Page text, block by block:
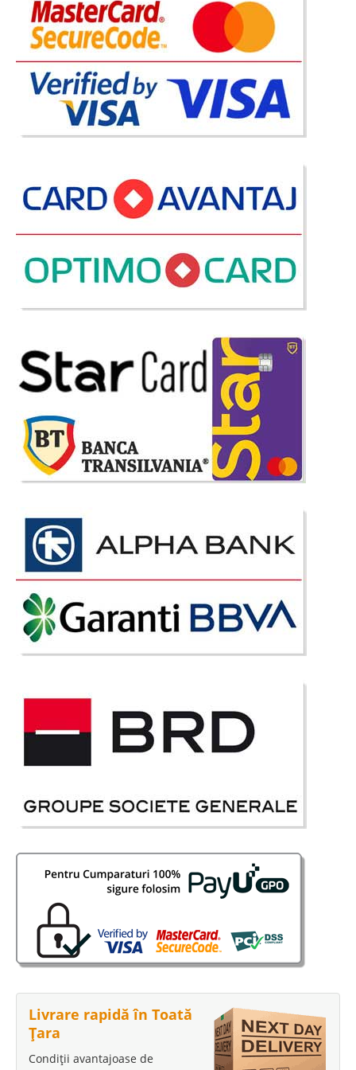
Livrare rapidă în Toată
Țara
Condiții avantajoase de